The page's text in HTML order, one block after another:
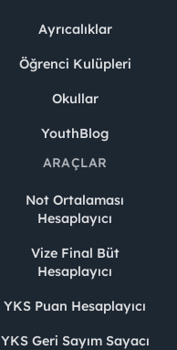
Ayrıcalıklar
Öğrenci Kulüpleri
Okullar
YouthBlog
ARAÇLAR
Not Ortalaması
Hesaplayıcı
Vize Final Büt
Hesaplayıcı
YKS Puan Hesaplayıcı
YKS Geri Sayım Sayacı